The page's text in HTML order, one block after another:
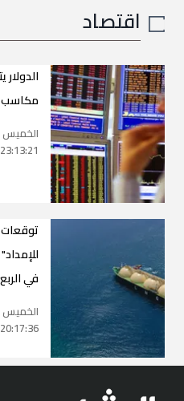
اقتصاد
مكاسب
23:13:21
توقعات
في
20:17:36